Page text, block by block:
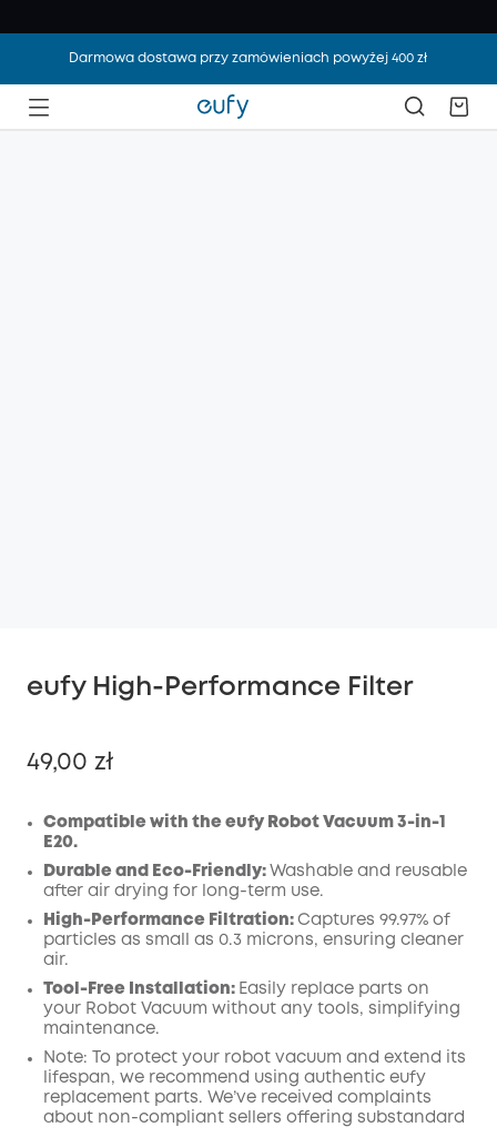
Darmowa dostawa przy zamówieniach powyżej 400 zł
eufy High-Performance Filter
49,00 zł
Wyłączony
Kod:
Compatible with the eufy Robot Vacuum 3-in-1
E20.
Durable and Eco-Friendly: Washable and reusable
after air drying for long-term use.
High-Performance Filtration: Captures 99.97% of
particles as small as 0.3 microns, ensuring cleaner
air.
Tool-Free Installation: Easily replace parts on
your Robot Vacuum without any tools, simplifying
maintenance.
Note: To protect your robot vacuum and extend its
lifespan, we recommend using authentic eufy
replacement parts. We’ve received complaints
about non-compliant sellers offering substandard